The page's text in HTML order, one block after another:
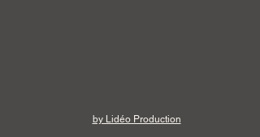
by Lidéo Production